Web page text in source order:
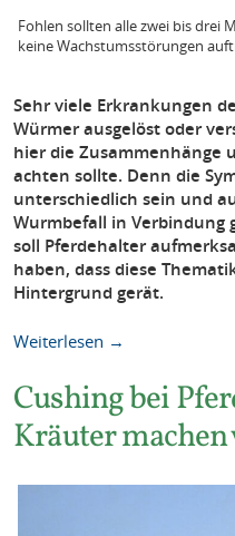
Fohlen sollten alle zwei bis drei
keine Wachstumsstörungen
Sehr viele Erkrankungen
Würmer ausgelöst oder
hier die Zusammenhänge
achten sollte. Denn die
unterschiedlich sein und
Wurmbefall in Verbindung
soll Pferdehalter
haben, dass diese
Hintergrund gerät.
Weiterlesen →
Cushing bei
Kräuter